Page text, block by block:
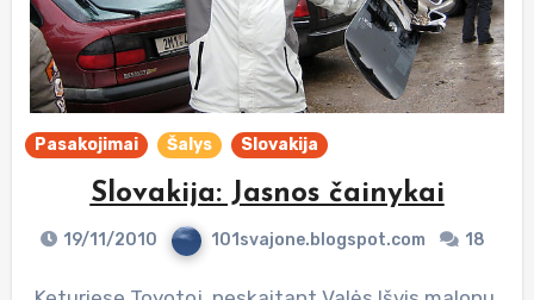
Pasakojimai Šalys Slovakija
Slovakija: Jasnos čainykai
19/11/2010 101svajone.blogspot.com 18